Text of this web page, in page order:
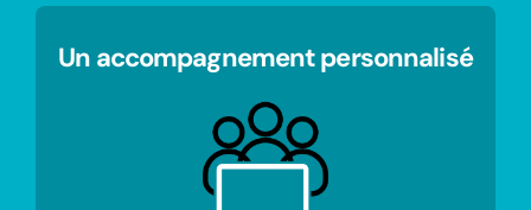
Un accompagnement personnalisé